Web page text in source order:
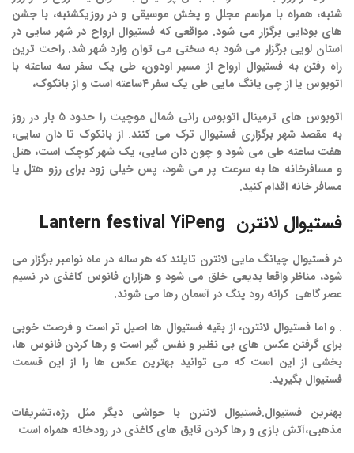
شنبه، همراه با مراسم مجلل و پخش موسیقی و در روزیکشنبه، با جشن
های بودایی برگزار می شود. مواقعی که فستیوال ارواح در شهر سایی در
استان لویی برگزار می شود به سختی می توان وارد شهر شد. راحت ترین
راه رفتن به فستیوال ارواح از مسیر اودون، طی یک سفر سه ساعته با
اتوبوس یا از چی یانگ مایی طی یک سفر ۴ساعته است و از بانکوک،
اتوبوس های ترمینال اتوبوس رانی شمال موچیت را حدود ۵ بار در روز
به مقصد شهر برگزاری فستیوال ترک می کنند. از بانکوک تا دان سایی،
هفت ساعته طی می شود و چون دان سایی، یک شهر کوچک است، هتل
و مسافرخانه ها به سرعت پر می شود، پس خیلی زود برای رزو هتل یا
مسافر خانه اقدام کنید.
فستیوال لانترن
درفستیوال چیانگ مایی لانترن تایلندکه هر ساله در ماه نوامبر برگزار می
شود، مناظر واقعا بدیعی خلق می شود و هزاران فانوس کاغذی در نسیم
عصر گاهی کرانه رود پنگ در آسمان رها می شوند.
. و اما فستیوال لانترن، از بقیه فستیوال ها اصیل تر است و فرصت خوبی
برای گرفتن عکس های بی نظیر و نفس گیر است و رها کردن فانوس ها،
بخشی از این است که می توانید بهترین عکس ها را از این قسمت
فستیوال بگیرید.
بهترین فستیوال.فستیوال لانترن با حواشی دیگر مثل رژه،تشریفات
مذهبی،آتش بازی و رها کردن قایق های کاغذی در رودخانه همراه است